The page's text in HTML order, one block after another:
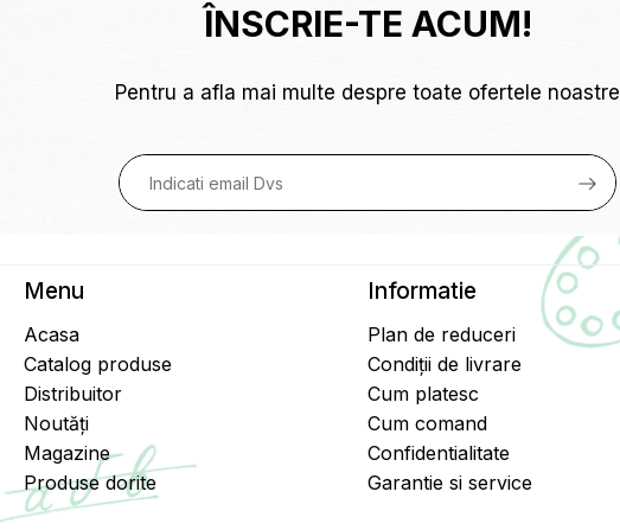
ÎNSCRIE-TE ACUM!
Pentru a afla mai multe despre toate ofertele noastre
Menu
Acasa
Catalog produse
Distribuitor
Noutăți
Magazine
Produse dorite
Informatie
Plan de reduceri
Condiții de livrare
Cum platesc
Cum comand
Confidentialitate
Garantie si service